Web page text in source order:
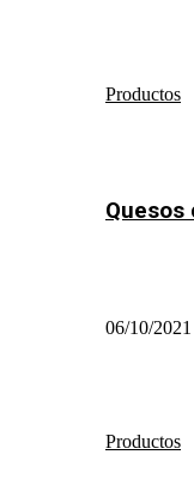
Productos
Quesos
06/10/2021
Productos